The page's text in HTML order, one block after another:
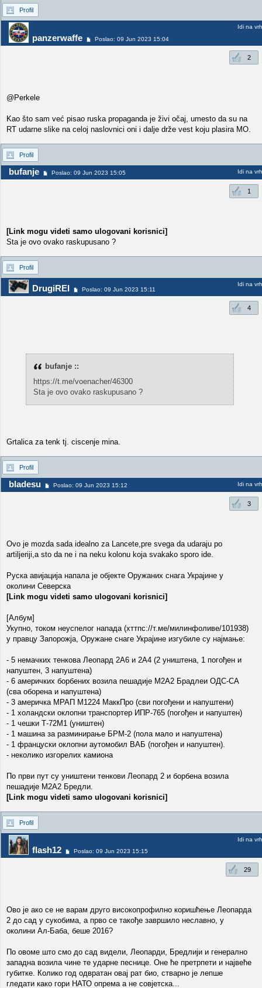
Profil
panzerwaffe Poslao: 09 Jun 2023 15:04
Idi na vrh
2
@Perkele
Kao što sam već pisao ruska propaganda je živi očaj, umesto da su na
RT udarne slike na celoj naslovnici oni i dalje drže vest koju plasira MO.
Profil
bufanje Poslao: 09 Jun 2023 15:05 Idi na vrh
1
[Link mogu videti samo ulogovani korisnici]
Sta je ovo ovako raskupusano ?
Profil
DrugiREI Poslao: 09 Jun 2023 15:11
Idi na vrh
4
bufanje ::
https://t.me/voenacher/46300
Sta je ovo ovako raskupusano ?
Grtalica za tenk tj. ciscenje mina.
Profil
bladesu Poslao: 09 Jun 2023 15:12 Idi na vrh
3
Ovo je mozda sada idealno za Lancete,pre svega da udaraju po
artiljeriji,a sto da ne i na neku kolonu koja svakako sporo ide.
Руска авијација напала је објекте Оружаних снага Украјине у
околини Северска
[Link mogu videti samo ulogovani korisnici]
[Албум]
Укупно, током неуспелог напада (хттпс://т.ме/милинфоливе/101938)
у правцу Запорожја, Оружане снаге Украјине изгубиле су најмање:
- 5 немачких тенкова Леопард 2А6 и 2А4 (2 уништена, 1 погођен и
напуштен, 3 напуштена)
- 6 америчких борбених возила пешадије М2А2 Брадлеи ОДС-СА
(сва оборена и напуштена)
- 3 америчка МРАП М1224 МаккПро (сви погођени и напуштени)
- 1 холандски оклопни транспортер ИПР-765 (погођен и напуштен)
- 1 чешки Т-72М1 (уништен)
- 1 машина за разминирање БРМ-2 (пола мало и напуштена)
- 1 француски оклопни аутомобил ВАБ (погођен и напуштен).
- неколико изгорелих камиона
По први пут су уништени тенкови Леопард 2 и борбена возила
пешадије М2А2 Бредли.
[Link mogu videti samo ulogovani korisnici]
Profil
flash12 Poslao: 09 Jun 2023 15:15
Idi na vrh
29
Ово је ако се не варам друго високопрофилно коришћење Леопарда
2 до сад у сукобима, а прво се такође завршило неславно, у
околини Ал-Баба, беше 2016?
По овоме што смо до сад видели, Леопарди, Бредлији и генерално
западна возила чине те ударне песнице. Оне ће претрпети и највеће
губитке. Колико год одвратан овај рат био, стварно је лепше
гледати како гори НАТО опрема а не совјетска...